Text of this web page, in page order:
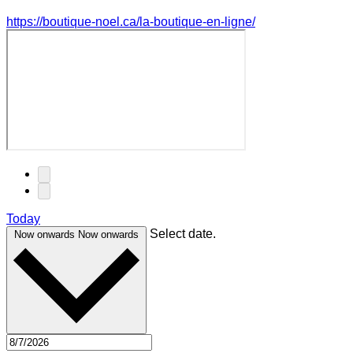
https://boutique-noel.ca/la-boutique-en-ligne/
Today
Now onwards Now onwards Select date.